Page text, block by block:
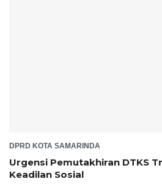
DPRD KOTA SAMARINDA
Urgensi Pemutakhiran DTKS
Keadilan Sosial